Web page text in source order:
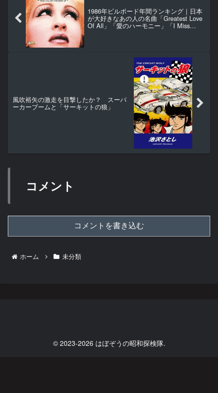
1986年ビルボード年間ランキング｜日本
が大好きなあの人の名曲「Greatest Love
Of All」「愛のハーモニー」「I Miss
風吹裕矢の激走を目撃したか？ スーパ
ーカーブームと「サーキットの狼」
コメント
コメントを書き込む
ホーム 未分類
© 2023-2026 はぼぞうの昭和探検隊.